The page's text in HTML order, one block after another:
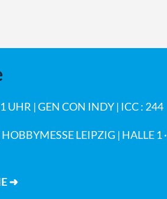
UHR | GEN CON INDY | ICC : 244
LEIPZIG | HALLE 1 ·
➜